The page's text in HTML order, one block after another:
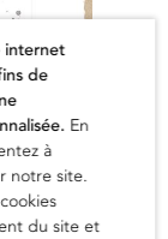
internet
de
En
à
notre site.
du site et